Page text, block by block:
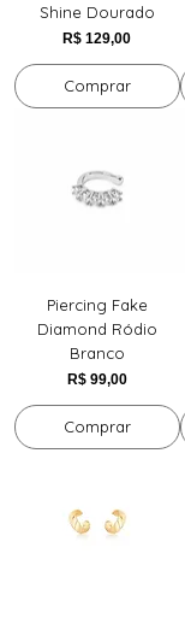
Shine Dourado
Preço
R$ 129,00
Comprar
Piercing Fake
Diamond Ródio
Branco
Preço
R$ 99,00
Comprar